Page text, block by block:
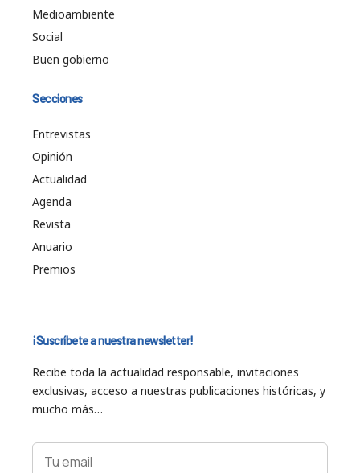
Medioambiente
Social
Buen gobierno
Secciones
Entrevistas
Opinión
Actualidad
Agenda
Revista
Anuario
Premios
¡Suscríbete a nuestra newsletter!
Recibe toda la actualidad responsable, invitaciones
exclusivas, acceso a nuestras publicaciones históricas, y
mucho más…